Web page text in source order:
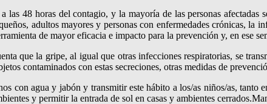
las 48 horas del contagio, y la mayoría de las personas
adultos mayores y personas con enfermedades crónicas,
de mayor eficacia e impacto para la prevención y, en ese
que la gripe, al igual que otras infecciones respiratorias, se
contaminados con estas secreciones, otras medidas de
con agua y jabón y transmitir este hábito a los/as niños/as,
y permitir la entrada de sol en casas y ambientes